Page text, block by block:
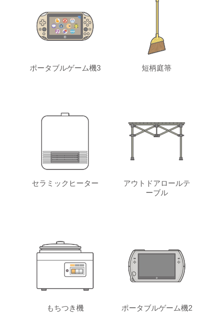
ポータブルゲーム機3 短柄庭箒
セラミックヒーター
アウトドアロールテ
ーブル
もちつき機 ポータブルゲーム機2